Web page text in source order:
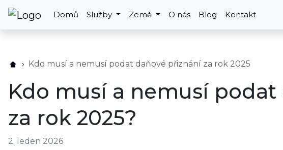
Domů Služby Země O nás Blog Kontakt
Kdo musí a nemusí podat daňové přiznání za rok 2025
Kdo musí a nemusí
za rok 2025?
2. leden 2026